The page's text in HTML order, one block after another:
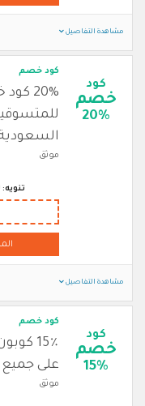
مشاهدة التفاصيل
كود
خصم
20%
كود خصم
20%
السعودية
موثق
مشاهدة التفاصيل
كود
خصم
15%
كود خصم
15٪
على جميع
موثق